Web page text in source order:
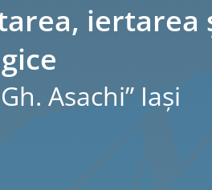
iertarea
Asachi” Iaşi